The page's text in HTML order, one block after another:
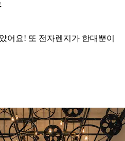
어요! 또 전자렌지가 한대뿐이